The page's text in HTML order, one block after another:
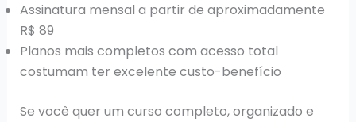
Assinatura mensal a partir de aproximadamente
R$ 89
Planos mais completos com acesso total
costumam ter excelente custo-benefício
Se você quer um curso completo, organizado e